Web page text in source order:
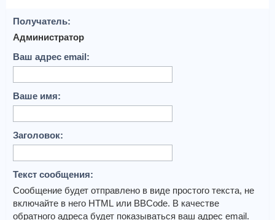
Получатель:
Администратор
Ваш адрес email:
Ваше имя:
Заголовок:
Текст сообщения:
Сообщение будет отправлено в виде простого текста, не
включайте в него HTML или BBCode. В качестве
обратного адреса будет показываться ваш адрес email.